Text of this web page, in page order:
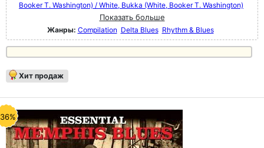
Booker T. Washington) / White, Bukka (White, Booker T. Washington)
Показать больше
Жанры: Compilation Delta Blues Rhythm & Blues
Хит продаж